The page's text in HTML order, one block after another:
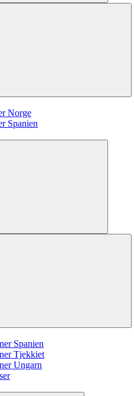
Norge
Spanien
Spanien
Tjekkiet
Ungarn